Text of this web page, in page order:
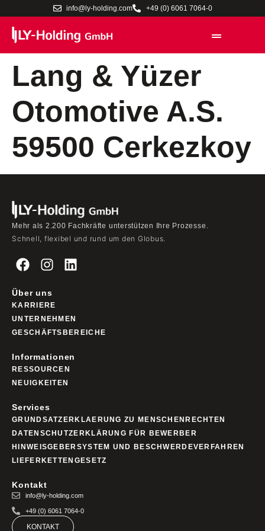
info@ly-holding.com +49 (0) 6061 7064-0
Lang & Yüzer
Otomotive A.S.
59500 Cerkezkoy
Mehr als 2.200 Fachkräfte unterstützen Ihre Prozesse.
Schnell, flexibel und rund um den Globus.
Über uns
KARRIERE
UNTERNEHMEN
GESCHÄFTSBEREICHE
Informationen
RESSOURCEN
NEUIGKEITEN
Services
GRUNDSATZERKLAERUNG ZU MENSCHENRECHTEN
DATENSCHUTZERKLÄRUNG FÜR BEWERBER
HINWEISGEBERSYSTEM UND BESCHWERDEVERFAHREN
LIEFERKETTENGESETZ
Kontakt
info@ly-holding.com
+49 (0) 6061 7064-0
KONTAKT